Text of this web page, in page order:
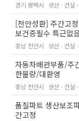
경기 평택시 생산 · 건설
[천안성환] 주간고
보건증필수 특근없
충남 천안시 생산 · 건설
자동차배관부품/주
한물량/대환영
충남 천안시 생산 · 건설
품질파트 생산보조
간고정